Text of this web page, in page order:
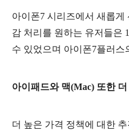
아이폰7 시리즈에서 새롭
감 처리를 원하는 유저들은
수 있었으며 아이폰7플러스
아이패드와 맥(Mac) 또한
더 높은 가격 정책에 대한